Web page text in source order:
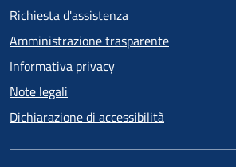
Richiesta d'assistenza
Amministrazione trasparente
Informativa privacy
Note legali
Dichiarazione di accessibilità